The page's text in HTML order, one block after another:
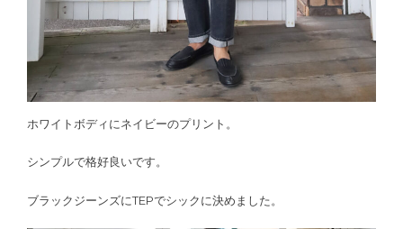
ホワイトボディにネイビーのプリント。
シンプルで格好良いです。
ブラックジーンズにTEPでシックに決めました。